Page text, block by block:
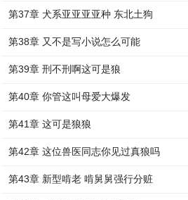
第37章 犬系亚亚亚亚种 东北土狗
第38章 又不是写小说怎么可能
第39章 刑不刑啊这可是狼
第40章 你管这叫母爱大爆发
第41章 这可是狼狼
第42章 这位兽医同志你见过真狼吗
第43章 新型啃老 啃舅舅强行分赃